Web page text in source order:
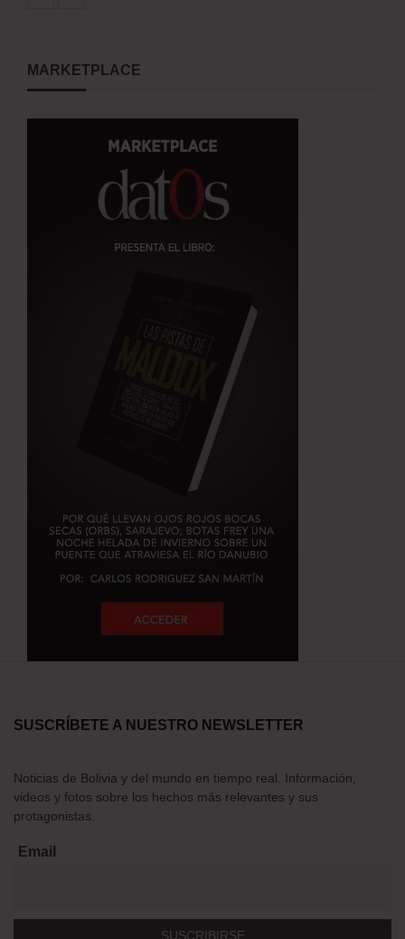
MARKETPLACE
SUSCRÍBETE A NUESTRO NEWSLETTER
Noticias de Bolivia y del mundo en tiempo real. Información,
videos y fotos sobre los hechos más relevantes y sus
protagonistas.
Email